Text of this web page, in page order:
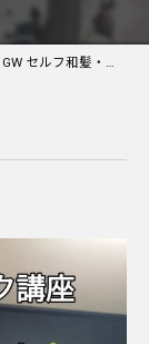
GW セルフ和髪・メイク講座